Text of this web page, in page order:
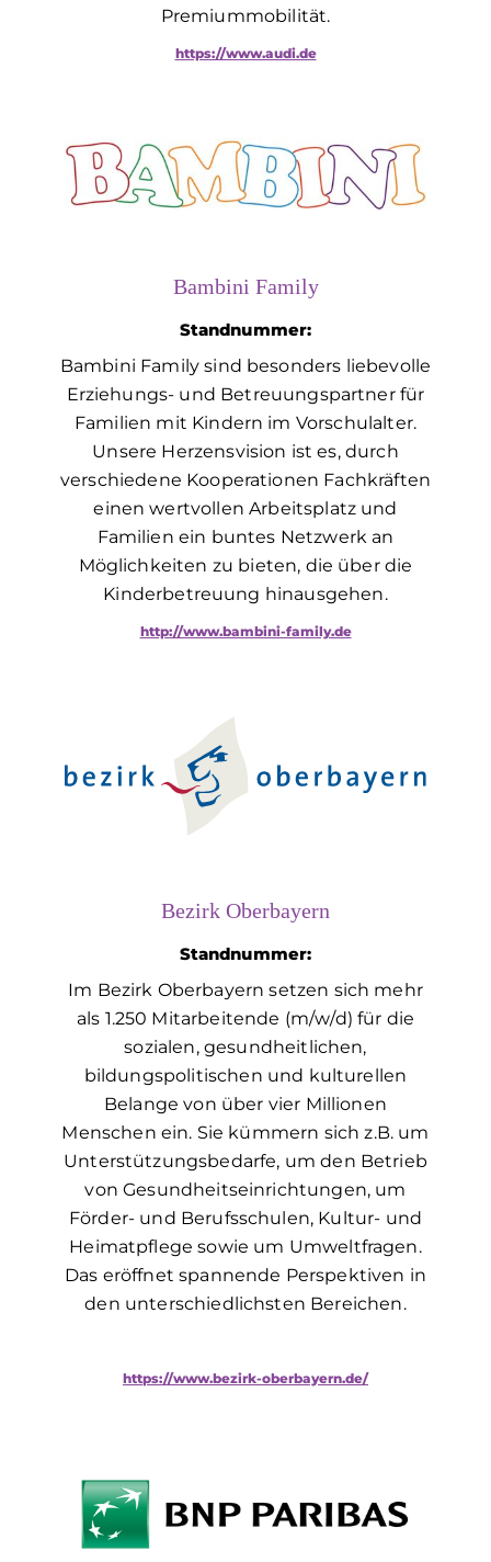
Premiummobilität.
https://www.audi.de
Bambini Family
Standnummer:
Bambini Family sind besonders liebevolle
Erziehungs- und Betreuungspartner für
Familien mit Kindern im Vorschulalter.
Unsere Herzensvision ist es, durch
verschiedene Kooperationen Fachkräften
einen wertvollen Arbeitsplatz und
Familien ein buntes Netzwerk an
Möglichkeiten zu bieten, die über die
Kinderbetreuung hinausgehen.
http://www.bambini-family.de
Bezirk Oberbayern
Standnummer:
Im Bezirk Oberbayern setzen sich mehr
als 1.250 Mitarbeitende (m/w/d) für die
sozialen, gesund­heitlichen,
bildungspolitischen und kulturellen
Belange von über vier Millionen
Menschen ein. Sie kümmern sich z.B. um
Unterstützungsbedarfe, um den Betrieb
von Gesundheitseinrichtungen, um
Förder- und Berufsschulen, Kultur- und
Heimatpflege sowie um Umweltfragen.
Das eröffnet spannende Perspektiven in
den unterschied­lichsten Bereichen.
https://www.bezirk-oberbayern.de/